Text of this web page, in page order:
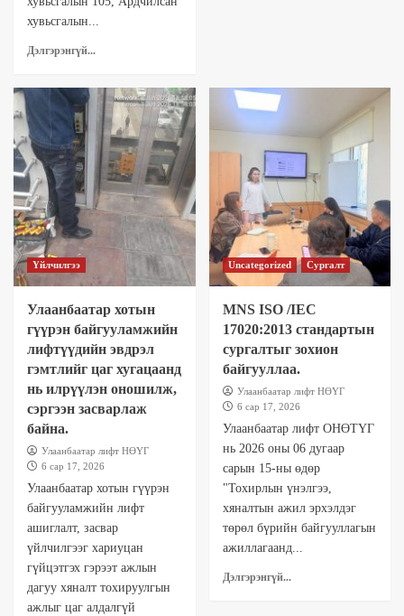
хувьсгалын...
Дэлгэрэнгүй...
Үйлчилгээ
Улаанбаатар хотын
гүүрэн байгууламжийн
лифтүүдийн эвдрэл
гэмтлийг цаг хугацаанд
нь илрүүлэн оношилж,
сэргээн засварлаж
байна.
Улаанбаатар лифт НӨҮГ
6 сар 17, 2026
Улаанбаатар хотын гүүрэн
байгууламжийн лифт
ашиглалт, засвар
үйлчилгээг хариуцан
гүйцэтгэх гэрээт ажлын
дагуу хяналт тохируулгын
ажлыг цаг алдалгүй
Uncategorized Сургалт
MNS ISO /IEC
17020:2013 стандартын
сургалтыг зохион
байгууллаа.
Улаанбаатар лифт НӨҮГ
6 сар 17, 2026
Улаанбаатар лифт ОНӨТҮГ
нь 2026 оны 06 дугаар
сарын 15-ны өдөр
"Тохирлын үнэлгээ,
хяналтын ажил эрхэлдэг
төрөл бүрийн байгууллагын
ажиллагаанд...
Дэлгэрэнгүй...